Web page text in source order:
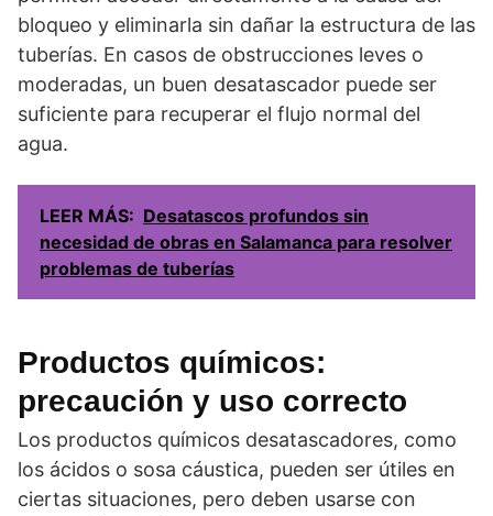
bloqueo y eliminarla sin dañar la estructura de las
tuberías. En casos de obstrucciones leves o
moderadas, un buen desatascador puede ser
suficiente para recuperar el flujo normal del
agua.
LEER MÁS: Desatascos profundos sin
necesidad de obras en Salamanca para resolver
problemas de tuberías
Productos químicos:
precaución y uso correcto
Los productos químicos desatascadores, como
los ácidos o sosa cáustica, pueden ser útiles en
ciertas situaciones, pero deben usarse con